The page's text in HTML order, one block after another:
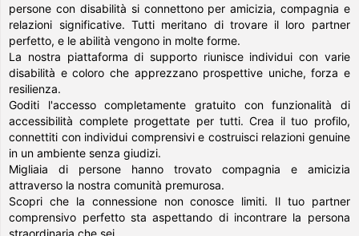
persone con disabilità si connettono per amicizia, compagnia e
relazioni significative. Tutti meritano di trovare il loro partner
perfetto, e le abilità vengono in molte forme.
La nostra piattaforma di supporto riunisce individui con varie
disabilità e coloro che apprezzano prospettive uniche, forza e
resilienza.
Goditi l'accesso completamente gratuito con funzionalità di
accessibilità complete progettate per tutti. Crea il tuo profilo,
connettiti con individui comprensivi e costruisci relazioni genuine
in un ambiente senza giudizi.
Migliaia di persone hanno trovato compagnia e amicizia
attraverso la nostra comunità premurosa.
Scopri che la connessione non conosce limiti. Il tuo partner
comprensivo perfetto sta aspettando di incontrare la persona
straordinaria che sei.